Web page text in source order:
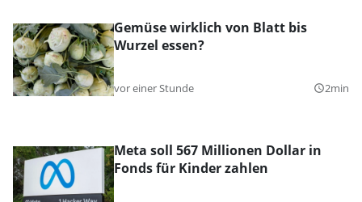
Gemüse wirklich von Blatt bis
Wurzel essen?
vor einer Stunde query_builder2min
Meta soll 567 Millionen Dollar in
Fonds für Kinder zahlen